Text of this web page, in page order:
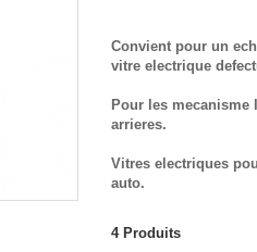
Convient pour un
vitre electrique
Pour les mecanisme
arrieres.
Vitres electriques
auto.
4 Produits